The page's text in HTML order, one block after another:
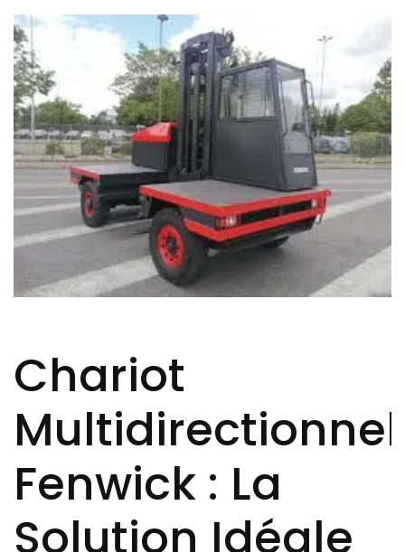
Chariot
Multidirectionnel
Fenwick : La
Solution Idéale